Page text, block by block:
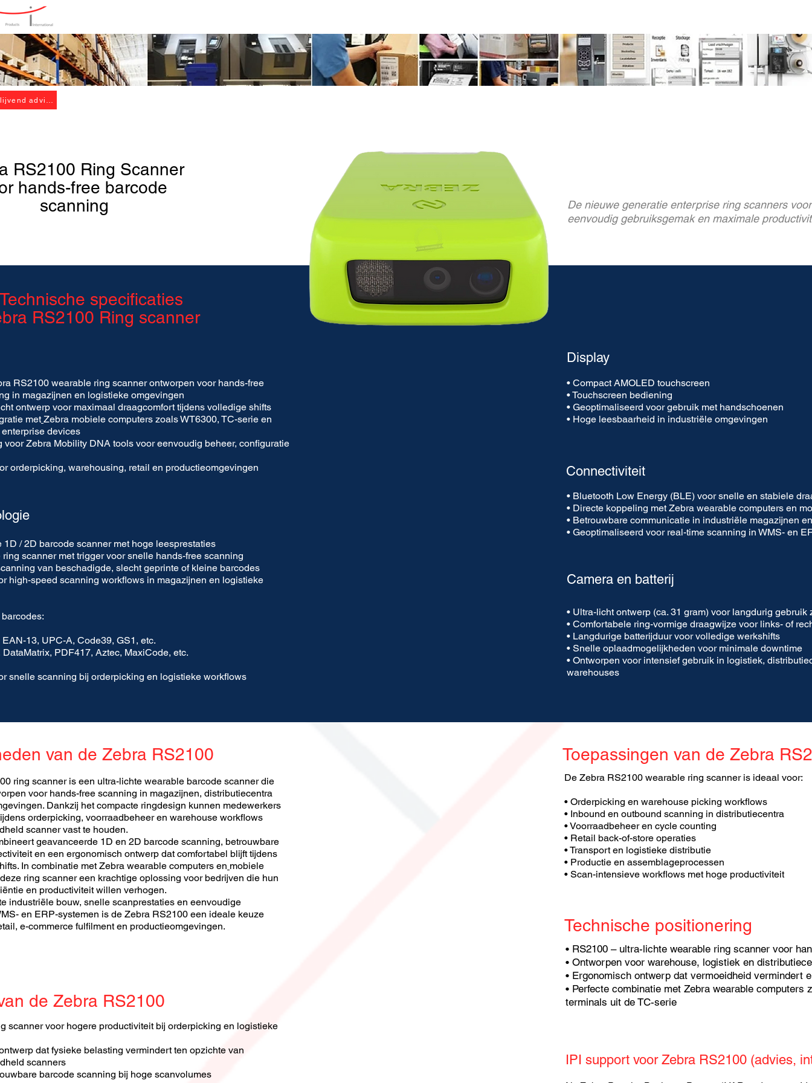
RS2100 Ring Scanner
hands-free barcode
scanning
De nieuwe generatie enterprise ring scanners voor
eenvoudig gebruiksgemak en maximale
Technische specificaties
RS2100 Ring scanner
RS2100 wearable ring scanner ontworpen voor hands-free
in magazijnen en logistieke omgevingen
ontwerp voor maximaal draagcomfort tijdens volledige shifts
met Zebra mobiele computers zoals WT6300, TC-serie en
devices
voor Zebra Mobility DNA tools voor eenvoudig beheer, configuratie
orderpicking, warehousing, retail en productieomgevingen
1D / 2D barcode scanner met hoge leesprestaties
ring scanner met trigger voor snelle hands-free scanning
van beschadigde, slecht geprinte of kleine barcodes
high-speed scanning workflows in magazijnen en logistieke
13, UPC-A, Code39, GS1, etc.
PDF417, Aztec, MaxiCode, etc.​
snelle scanning bij orderpicking en logistieke workflows
Display
• Compact AMOLED touchscreen
• Touchscreen bediening
• Geoptimaliseerd voor gebruik met handschoenen
• Hoge leesbaarheid in industriële omgevingen
Connectiviteit
• Bluetooth Low Energy (BLE) voor snelle en stabiele
• Directe koppeling met Zebra wearable computers en
• Betrouwbare communicatie in industriële magazijnen
• Geoptimaliseerd voor real-time scanning in WMS- en
Camera en batterij
• Ultra-licht ontwerp (ca. 31 gram) voor langdurig
• Comfortabele ring-vormige draagwijze voor links- of
• Langdurige batterijduur voor volledige werkshifts
• Snelle oplaadmogelijkheden voor minimale downtime
• Ontworpen voor intensief gebruik in logistiek,
warehouses
van de Zebra RS2100
ring scanner is een ultra-lichte wearable barcode scanner die
voor hands-free scanning in magazijnen, distributiecentra
Dankzij het compacte ringdesign kunnen medewerkers
orderpicking, voorraadbeheer en warehouse workflows
scanner vast te houden.
geavanceerde 1D en 2D barcode scanning, betrouwbare
en een ergonomisch ontwerp dat comfortabel blijft tijdens
In combinatie metZebra wearable computers en mobiele
ring scanner een krachtige oplossing voor bedrijven die hun
en productiviteit willen verhogen.
industriële bouw, snelle scanprestaties en eenvoudige
en ERP-systemen is de Zebra RS2100 een ideale keuze
e-commerce fulfilment en productieomgevingen.
de Zebra RS2100
scanner voor hogere productiviteit bij orderpicking en logistieke
dat fysieke belasting vermindert ten opzichte van
scanners
barcode scanning bij hoge scanvolumes
Toepassingen van de Zebra
De Zebra RS2100 wearable ring scanner is ideaal voor:
• Orderpicking en warehouse picking workflows
• Inbound en outbound scanning in distributiecentra
• Voorraadbeheer en cycle counting
• Retail back-of-store operaties
• Transport en logistieke distributie
• Productie en assemblageprocessen
• Scan-intensieve workflows met hoge productiviteit
Technische positionering
• RS2100 – ultra-lichte wearable ring scanner voor
• Ontworpen voor warehouse, logistiek en
• Ergonomisch ontwerp dat vermoeidheid vermindert
• Perfecte combinatie met Zebra wearable computers
terminals uit de TC-serie
IPI support voor Zebra RS2100 (advies,